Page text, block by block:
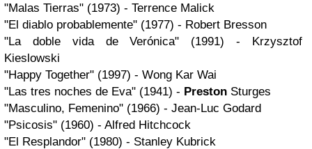
"Malas Tierras" (1973) - Terrence Malick
"El diablo probablemente" (1977) - Robert Bresson
"La doble vida de Verónica" (1991) - Krzysztof
Kieslowski
"Happy Together" (1997) - Wong Kar Wai
"Las tres noches de Eva" (1941) - Preston Sturges
"Masculino, Femenino" (1966) - Jean-Luc Godard
"Psicosis" (1960) - Alfred Hitchcock
"El Resplandor" (1980) - Stanley Kubrick